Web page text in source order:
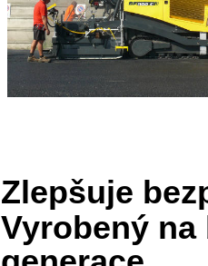
Zlepšuje
Vyrobený